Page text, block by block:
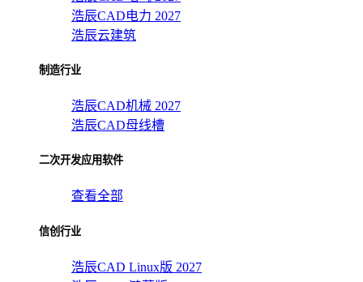
浩辰CAD电力 2027
浩辰云建筑
制造行业
浩辰CAD机械 2027
浩辰CAD母线槽
二次开发应用软件
查看全部
信创行业
浩辰CAD Linux版 2027